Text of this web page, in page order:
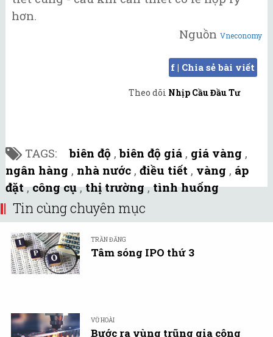
hơn.
Nguồn Vneconomy
f | Chia sẻ bài viết
Theo dõi Nhịp Cầu Đầu Tư
TAGS:biên độ ,biên độ giá , giá vàng ,
ngân hàng , nhà nước , điều tiết , vàng , áp
đặt,công cụ,thị trường,tình huống
Tin cùng chuyên mục
TRẦN ĐĂNG
Tâm sóng IPO thứ 3
VŨ HOÀI
Bước ra vùng trũng gia công